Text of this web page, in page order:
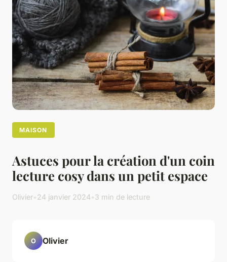
MAISON
Astuces pour la création d'un coin
lecture cosy dans un petit espace
Olivier•24 janvier 2024•3 min de lecture
O Olivier